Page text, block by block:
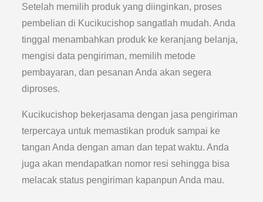
Setelah memilih produk yang diinginkan, proses
pembelian di Kucikucishop sangatlah mudah. Anda
tinggal menambahkan produk ke keranjang belanja,
mengisi data pengiriman, memilih metode
pembayaran, dan pesanan Anda akan segera
diproses.
Kucikucishop bekerjasama dengan jasa pengiriman
terpercaya untuk memastikan produk sampai ke
tangan Anda dengan aman dan tepat waktu. Anda
juga akan mendapatkan nomor resi sehingga bisa
melacak status pengiriman kapanpun Anda mau.